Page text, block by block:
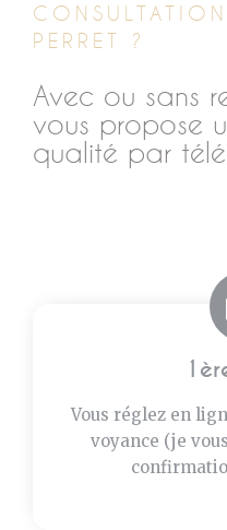
PERRET ?
Avec ou sans
vous propose
qualité par
Vous réglez en
voyance (je